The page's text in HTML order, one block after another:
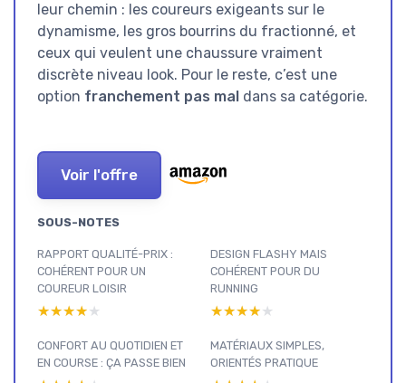
leur chemin : les coureurs exigeants sur le
dynamisme, les gros bourrins du fractionné, et
ceux qui veulent une chaussure vraiment
discrète niveau look. Pour le reste, c’est une
option franchement pas mal dans sa catégorie.
Voir l'offre
SOUS-NOTES
RAPPORT QUALITÉ-PRIX :
COHÉRENT POUR UN
COUREUR LOISIR
★★★★★
★★★★★
DESIGN FLASHY MAIS
COHÉRENT POUR DU
RUNNING
★★★★★
★★★★★
CONFORT AU QUOTIDIEN ET
EN COURSE : ÇA PASSE BIEN
MATÉRIAUX SIMPLES,
ORIENTÉS PRATIQUE